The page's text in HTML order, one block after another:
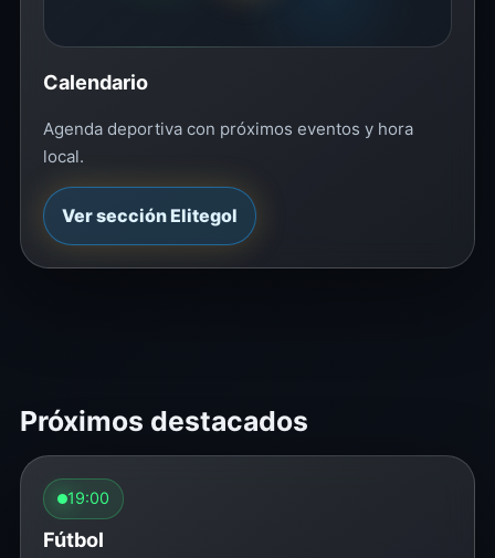
Calendario
Agenda deportiva con próximos eventos y hora
local.
Ver sección Elitegol
Próximos destacados
19:00
Fútbol